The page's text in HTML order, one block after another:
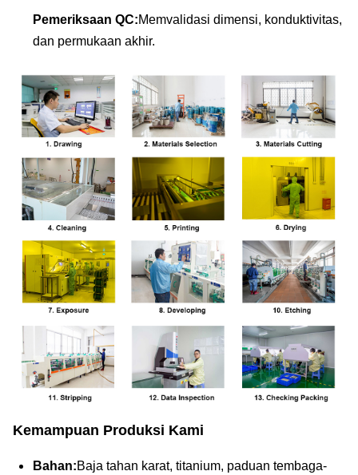
Pemeriksaan QC:Memvalidasi dimensi, konduktivitas,
dan permukaan akhir.
Kemampuan Produksi Kami
Bahan:Baja tahan karat, titanium, paduan tembaga-